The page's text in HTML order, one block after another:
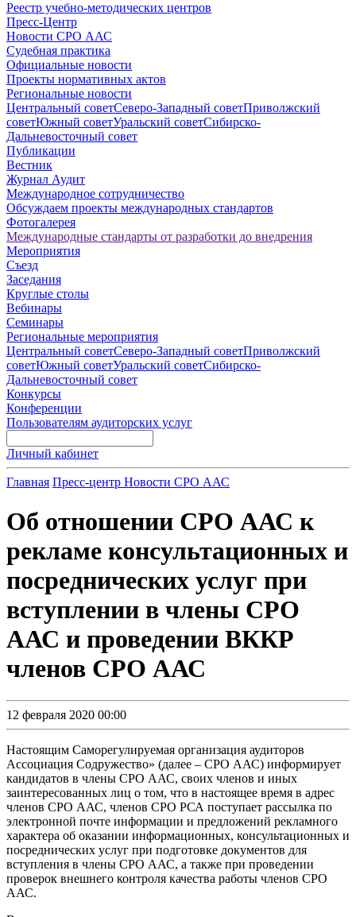
Реестр учебно-методических центров
Пресс-Центр
Новости СРО ААС
Судебная практика
Официальные новости
Проекты нормативных актов
Региональные новости
Центральный советСеверо-Западный советПриволжский
советЮжный советУральский советСибирско-
Дальневосточный совет
Публикации
Вестник
Журнал Аудит
Международное сотрудничество
Обсуждаем проекты международных стандартов
Фотогалерея
Международные стандарты от разработки до внедрения
Мероприятия
Съезд
Заседания
Круглые столы
Вебинары
Семинары
Региональные мероприятия
Центральный советСеверо-Западный советПриволжский
советЮжный советУральский советСибирско-
Дальневосточный совет
Конкурсы
Конференции
Пользователям аудиторских услуг
Личный кабинет
Главная Пресс-центр Новости СРО ААС
Об отношении СРО ААС к
рекламе консультационных и
посреднических услуг при
вступлении в члены СРО
ААС и проведении ВККР
членов СРО ААС
12 февраля 2020 00:00
Настоящим Саморегулируемая организация аудиторов
Ассоциация Содружество» (далее – СРО ААС) информирует
кандидатов в члены СРО ААС, своих членов и иных
заинтересованных лиц о том, что в настоящее время в адрес
членов СРО ААС, членов СРО РСА поступает рассылка по
электронной почте информации и предложений рекламного
характера об оказании информационных, консультационных и
посреднических услуг при подготовке документов для
вступления в члены СРО ААС, а также при проведении
проверок внешнего контроля качества работы членов СРО
ААС.